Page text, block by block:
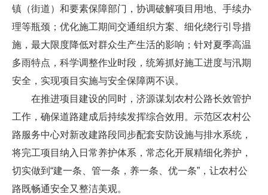
镇（街道）和要素保障部门，协调破解项目用地、手续办
理等瓶颈；优化施工期间交通组织方案、细化绕行引导措
施，最大限度降低对群众生产生活的影响；针对夏季高温
多雨特点，科学调整作业时段，统筹抓好施工进度与汛期
安全，实现项目实施与安全保障两不误。
在推进项目建设的同时，济源谋划农村公路长效管护
工作，确保道路建成后持续发挥综合效用。示范区农村公
路服务中心对新改建路段同步配套安防设施与排水系统，
将完工项目纳入日常养护体系，常态化开展精细化养护，
切实做到“建一条、管一条，养一条、优一条”，让农村公
路既畅通安全又整洁美观。